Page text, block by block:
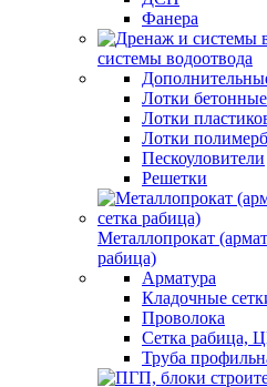
Фанера
системы водоотвода
Лотки бетонные
Лотки
Лотки
Пескоуловители
Решетки
Металлопрокат
рабица)
Арматура
Кладочные
Проволока
Сетка рабица,
Труба